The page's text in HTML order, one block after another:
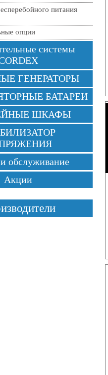
питания
опции
системы
ГЕНЕРАТОРЫ
БАТАРЕИ
ШКАФЫ
обслуживание
Акции